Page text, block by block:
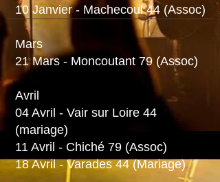
10 Janvier - Machecoul 44 (Assoc)
Mars
21 Mars - Moncoutant 79 (Assoc)
Avril
04 Avril - Vair sur Loire 44
(mariage)
11 Avril - Chiché 79 (Assoc)
18 Avril - Varades 44 (Mariage)